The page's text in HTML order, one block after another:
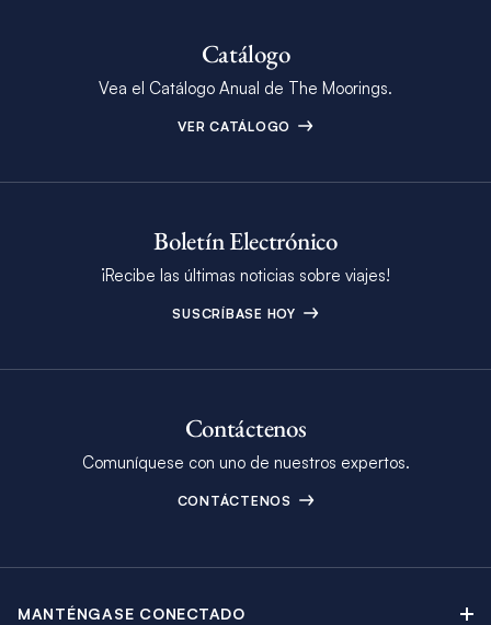
Catálogo
Vea el Catálogo Anual de The Moorings.
VER CATÁLOGO
Boletín Electrónico
¡Recibe las últimas noticias sobre viajes!
SUSCRÍBASE HOY
Contáctenos
Comuníquese con uno de nuestros expertos.
CONTÁCTENOS
MANTÉNGASE CONECTADO